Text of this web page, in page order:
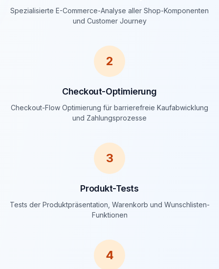
Spezialisierte E-Commerce-Analyse aller Shop-Komponenten
und Customer Journey
2
Checkout-Optimierung
Checkout-Flow Optimierung für barrierefreie Kaufabwicklung
und Zahlungsprozesse
3
Produkt-Tests
Tests der Produktpräsentation, Warenkorb und Wunschlisten-
Funktionen
4